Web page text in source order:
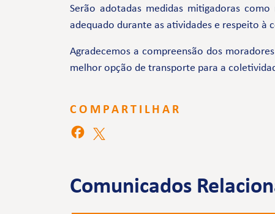
Serão adotadas medidas mitigadoras
adequado durante as atividades e respeito à
Agradecemos a compreensão dos
melhor opção de transporte para a
COMPARTILHAR
Comunicados